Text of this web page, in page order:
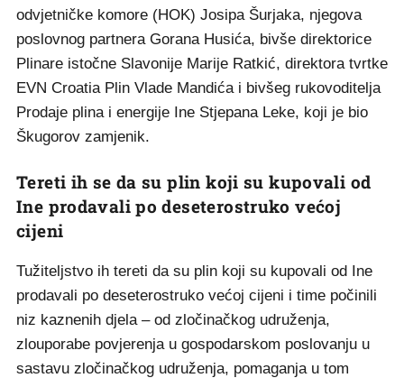
odvjetničke komore (HOK) Josipa Šurjaka, njegova
poslovnog partnera Gorana Husića, bivše direktorice
Plinare istočne Slavonije Marije Ratkić, direktora tvrtke
EVN Croatia Plin Vlade Mandića i bivšeg rukovoditelja
Prodaje plina i energije Ine Stjepana Leke, koji je bio
Škugorov zamjenik.
Tereti ih se da su plin koji su kupovali od
Ine prodavali po deseterostruko većoj
cijeni
Tužiteljstvo ih tereti da su plin koji su kupovali od Ine
prodavali po deseterostruko većoj cijeni i time počinili
niz kaznenih djela – od zločinačkog udruženja,
zlouporabe povjerenja u gospodarskom poslovanju u
sastavu zločinačkog udruženja, pomaganja u tom